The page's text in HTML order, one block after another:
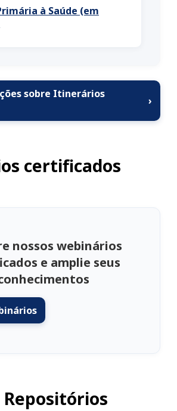
à Saúde (em
sobre Itinerários
›
certificados
nossos webinários
e amplie seus
Repositórios